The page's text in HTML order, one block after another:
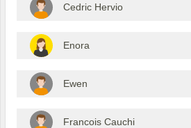
Cedric Hervio
Enora
Ewen
Francois Cauchi